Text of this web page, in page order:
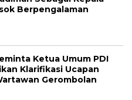
Berpengalaman
Ketua Umum PDI
Klarifikasi Ucapan
Gerombolan